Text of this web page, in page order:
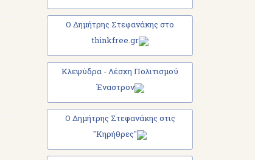
Ο Δημήτρης Στεφανάκης στο
thinkfree.gr
Κλεψύδρα - Λέσχη Πολιτισμού
Έναστρον
Ο Δημήτρης Στεφανάκης στις
"Κηρήθρες"